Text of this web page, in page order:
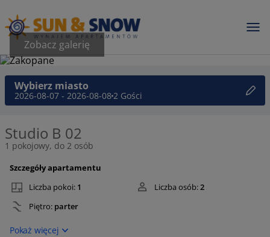
Zobacz galerię
Wybierz miasto
2026-08-07 - 2026-08-082 Gości
Studio B 02
1 pokojowy, do 2 osób
Szczegóły apartamentu
Liczba pokoi: 1 Liczba osób:2
Piętro: parter
Pokaż więcej